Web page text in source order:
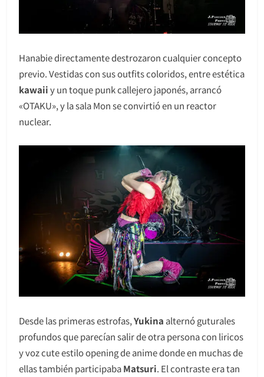
Hanabie directamente destrozaron cualquier concepto
previo. Vestidas con sus outfits coloridos, entre estética
kawaiiy un toque punk callejero japonés, arrancó
«OTAKU», y la sala Mon se convirtió en un reactor
nuclear.
Desde las primeras estrofas,Yukina alternó guturales
profundos que parecían salir de otra persona con liricos
y voz cute estilo opening de anime donde en muchas de
ellas también participabaMatsuri. El contraste era tan